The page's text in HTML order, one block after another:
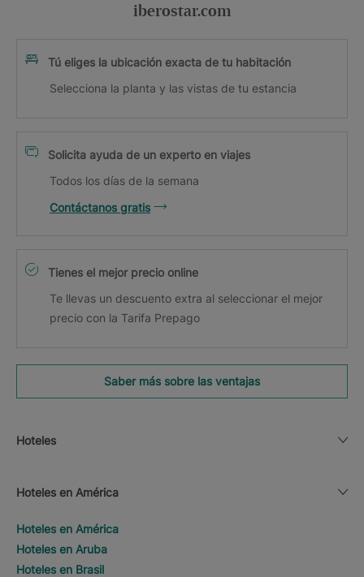
iberostar.com
Tú eliges la ubicación exacta de tu habitación
Selecciona la planta y las vistas de tu estancia
Solicita ayuda de un experto en viajes
Todos los días de la semana
Contáctanos gratis
Tienes el mejor precio online
Te llevas un descuento extra al seleccionar el mejor
precio con la Tarifa Prepago
Saber más sobre las ventajas
Hoteles
Hoteles en América
Hoteles en América
Hoteles en Aruba
Hoteles en Brasil